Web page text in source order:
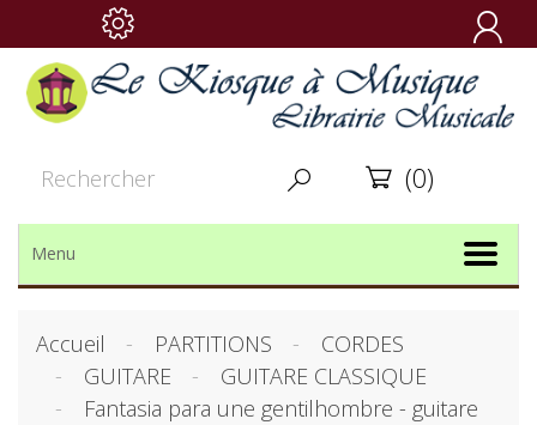

  (0)
Menu
Accueil PARTITIONS
CORDES
GUITARE
GUITARE CLASSIQUE
Fantasia para une gentilhombre - guitare